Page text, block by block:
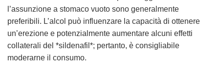
l’assunzione a stomaco vuoto sono generalmente
preferibili. L’alcol può influenzare la capacità di ottenere
un’erezione e potenzialmente aumentare alcuni effetti
collaterali del *sildenafil*; pertanto, è consigliabile
moderarne il consumo.